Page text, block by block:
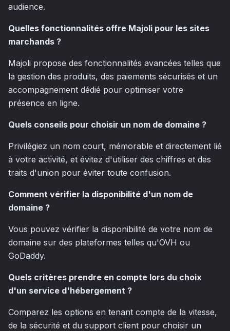
audience.
Quelles fonctionnalités offre Majoli pour les sites
marchands ?
Majoli propose des fonctionnalités avancées telles que
la gestion des produits, des paiements sécurisés et un
accompagnement dédié pour optimiser votre
présence en ligne.
Quels conseils pour choisir un nom de domaine ?
Privilégiez un nom court, mémorable et directement lié
à votre activité, et évitez d'utiliser des chiffres et des
traits d'union pour éviter toute confusion.
Comment vérifier la disponibilité d'un nom de
domaine ?
Vous pouvez vérifier la disponibilité de votre nom de
domaine sur des plateformes telles qu'OVH ou
GoDaddy.
Quels critères prendre en compte lors du choix
d'un service d'hébergement ?
Comparez les options en tenant compte de la vitesse,
de la sécurité et du support client pour choisir un